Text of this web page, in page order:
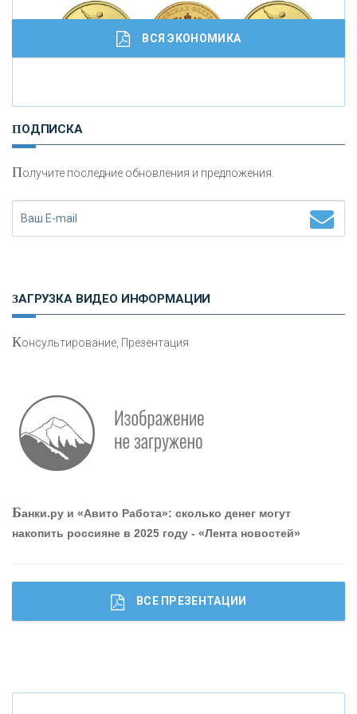
Работа мечты. Что банки делают для того, чтобы
привлечь и удержать персонал - «Интервью»
И
сохранения и увеличения капитала
Что будет с наличными деньгами при цифровом
ВСЯ ЭКОНОМИКА
ПОДПИСКА
Получите последние обновления и предложения.
ЗАГРУЗКА ВИДЕО ИНФОРМАЦИИ
Консультирование, Презентация
Банки.ру и «Авито Работа»: сколько денег могут
накопить россияне в 2025 году - «Лента новостей»
ВСЕ ПРЕЗЕНТАЦИИ